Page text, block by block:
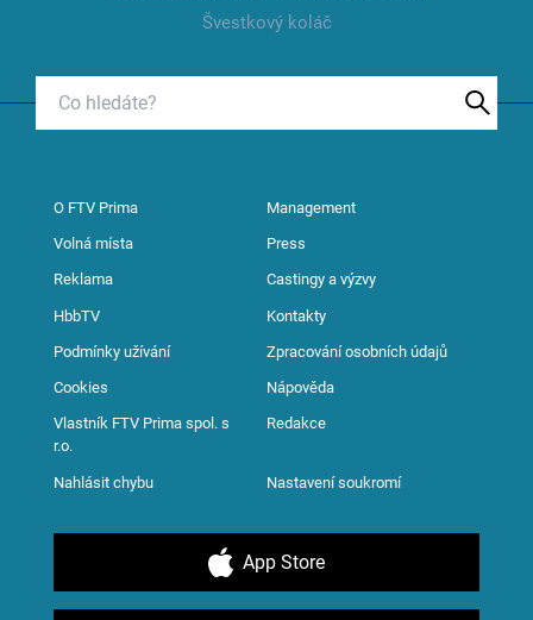
Švestkový koláč
O FTV Prima Management
Volná místa Press
Reklama Castingy a výzvy
HbbTV Kontakty
Podmínky užívání Zpracování osobních údajů
Cookies Nápověda
Vlastník FTV Prima spol. s
r.o.
Redakce
Nahlásit chybu Nastavení soukromí
App Store